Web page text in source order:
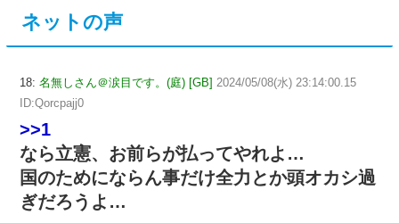
ネットの声
18: 名無しさん＠涙目です。(庭) [GB] 2024/05/08(水) 23:14:00.15
ID:Qorcpajj0
>>1
なら立憲、お前らが払ってやれよ…
国のためにならん事だけ全力とか頭オカシ過
ぎだろうよ…